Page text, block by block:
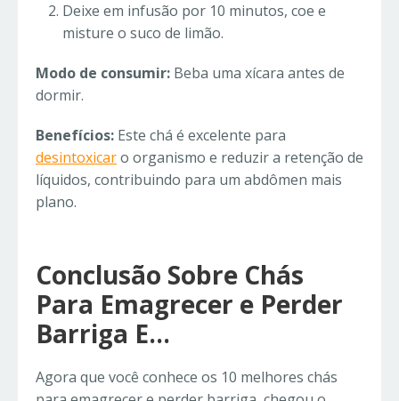
Deixe em infusão por 10 minutos, coe e
misture o suco de limão.
Modo de consumir: Beba uma xícara antes de
dormir.
Benefícios: Este chá é excelente para
desintoxicaro organismo e reduzir a retenção de
líquidos, contribuindo para um abdômen mais
plano.
Conclusão Sobre Chás
Para Emagrecer e Perder
Barriga E…
Agora que você conhece os 10 melhores chás